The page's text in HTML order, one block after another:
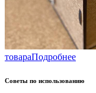
товараПодробнее
Советы по использованию